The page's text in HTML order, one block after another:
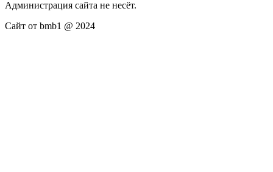
Администрация сайта не несёт.
Сайт от bmb1 @ 2024